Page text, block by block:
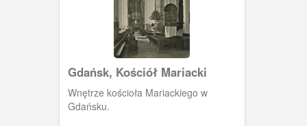
Gdańsk, Kościół Mariacki
Wnętrze kościoła Mariackiego w
Gdańsku.